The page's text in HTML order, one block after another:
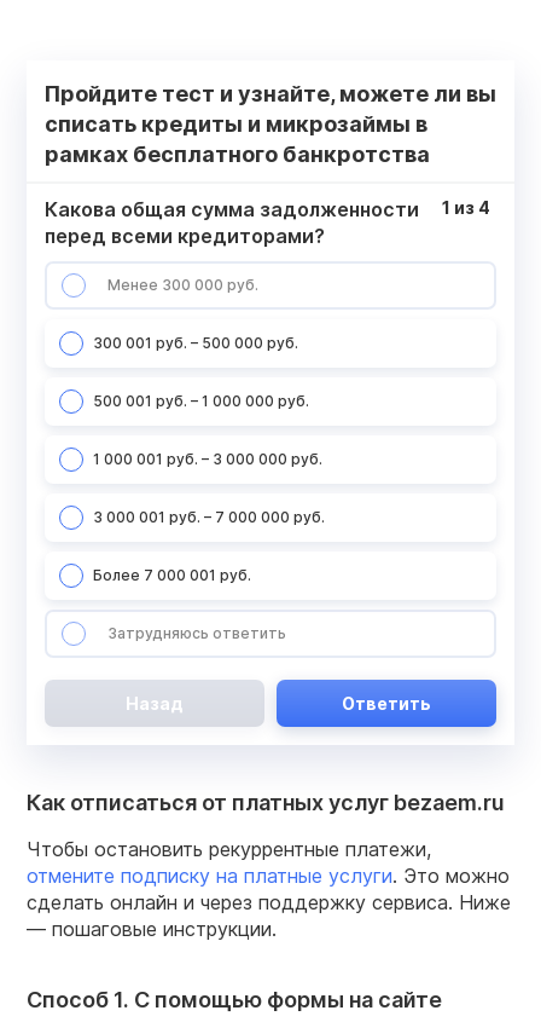
Пройдите тест и узнайте, можете ли вы
списать кредиты и микрозаймы в
рамках бесплатного банкротства
Какова общая сумма задолженности
перед всеми кредиторами?
Менее 300 000 руб.
300 001 руб. – 500 000 руб.
500 001 руб. – 1 000 000 руб.
1 000 001 руб. – 3 000 000 руб.
3 000 001 руб. – 7 000 000 руб.
Более 7 000 001 руб.
Затрудняюсь ответить
1 из 4
Назад Ответить
Как отписаться от платных услуг bezaem.ru
Чтобы остановить рекуррентные платежи,
отмените подписку на платные услуги. Это можно
сделать онлайн и через поддержку сервиса. Ниже
— пошаговые инструкции.
Способ 1. С помощью формы на сайте